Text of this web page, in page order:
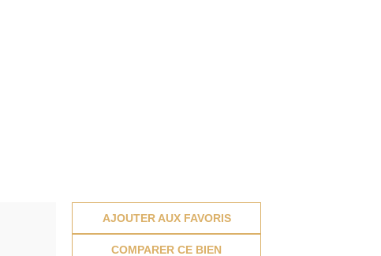
AJOUTER AUX FAVORIS
COMPARER CE BIEN